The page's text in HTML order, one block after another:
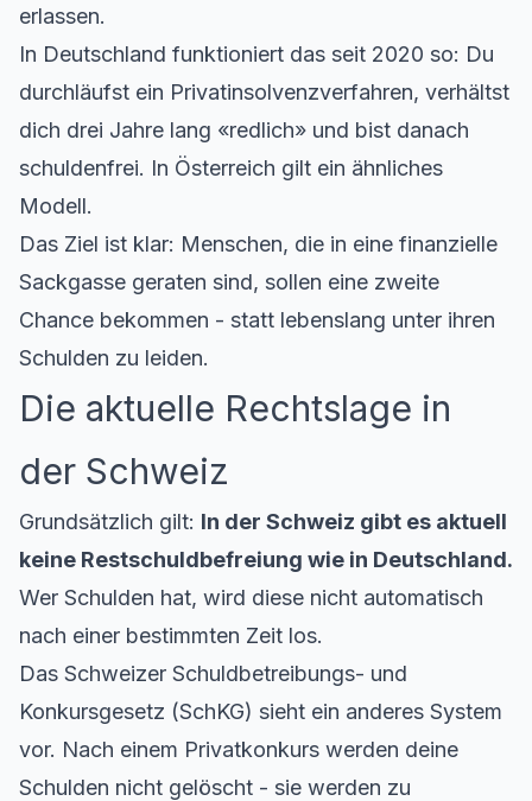
erlassen.
In Deutschland funktioniert das seit 2020 so: Du
durchläufst ein Privatinsolvenzverfahren, verhältst
dich drei Jahre lang «redlich» und bist danach
schuldenfrei. In Österreich gilt ein ähnliches
Modell.
Das Ziel ist klar: Menschen, die in eine finanzielle
Sackgasse geraten sind, sollen eine zweite
Chance bekommen - statt lebenslang unter ihren
Schulden zu leiden.
Die aktuelle Rechtslage in
der Schweiz
Grundsätzlich gilt: In der Schweiz gibt es aktuell
keine Restschuldbefreiung wie in Deutschland.
Wer Schulden hat, wird diese nicht automatisch
nach einer bestimmten Zeit los.
Das Schweizer Schuldbetreibungs- und
Konkursgesetz (SchKG) sieht ein anderes System
vor. Nach einem Privatkonkurs werden deine
Schulden nicht gelöscht - sie werden zu